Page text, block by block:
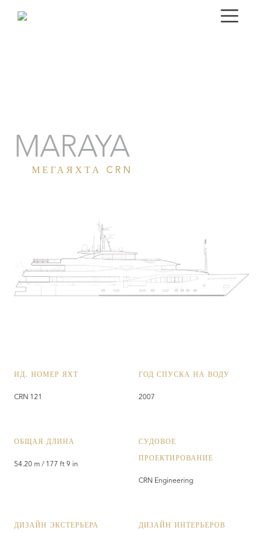
MARAYA
МЕГАЯХТА CRN
ИД. НОМЕР ЯХТ
CRN 121
ГОД СПУСКА НА ВОДУ
2007
ОБЩАЯ ДЛИНА
54.20 m / 177 ft 9 in
СУДОВОЕ
ПРОЕКТИРОВАНИЕ
CRN Engineering
ДИЗАЙН ЭКСТЕРЬЕРА ДИЗАЙН ИНТЕРЬЕРОВ